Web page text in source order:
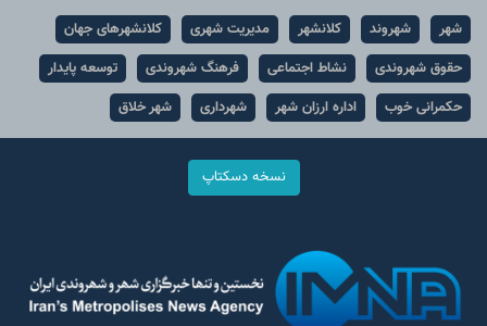
شهر شهروند کلانشهر مدیریت شهری
کلانشهرهای جهان
حقوق شهروندی
نشاط اجتماعی فرهنگ شهروندی
توسعه پایدار
حکمرانی خوب
اداره ارزان شهر شهرداری شهر خلاق
نسخه دسکتاپ